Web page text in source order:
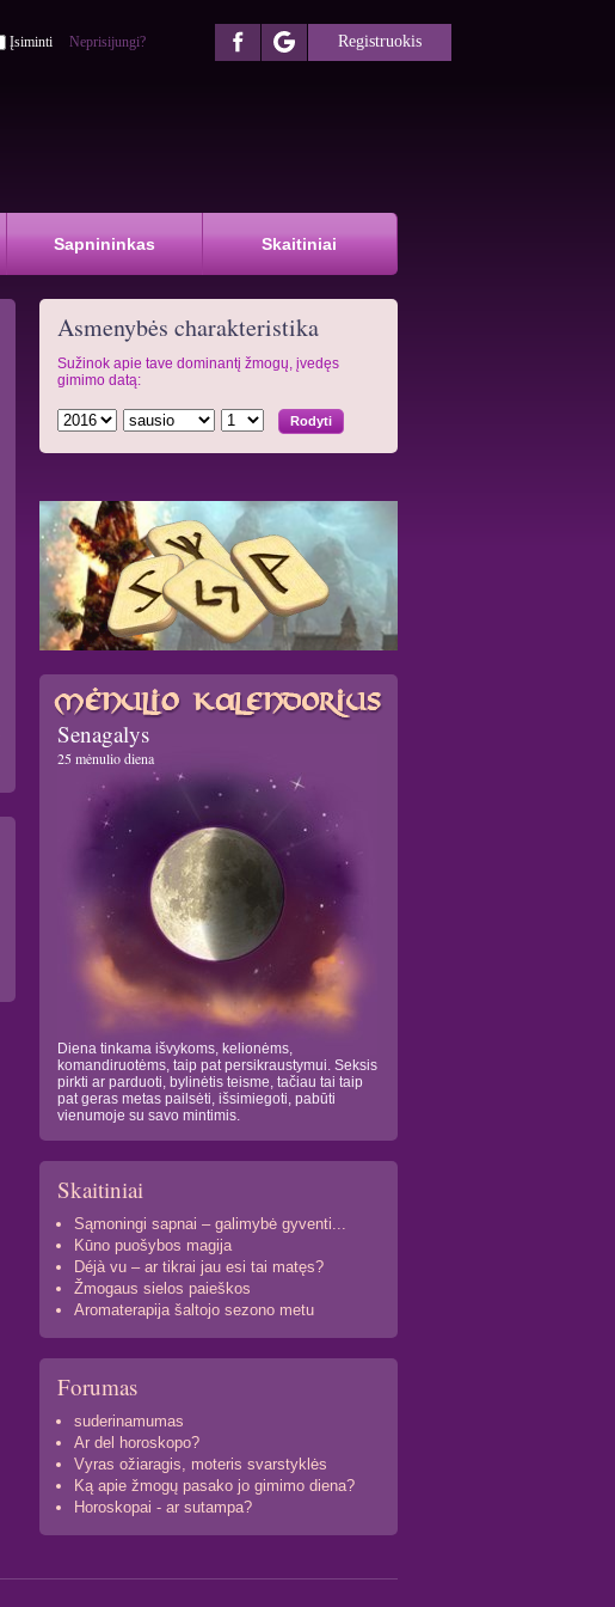
Įsiminti Neprisijungi? Registruokis
Sapnininkas Skaitiniai
Asmenybės charakteristika
Sužinok apie tave dominantį žmogų, įvedęs
gimimo datą:
Senagalys
25 mėnulio diena
Diena tinkama išvykoms, kelionėms,
komandiruotėms, taip pat persikraustymui. Seksis
pirkti ar parduoti, bylinėtis teisme, tačiau tai taip
pat geras metas pailsėti, išsimiegoti, pabūti
vienumoje su savo mintimis.
Skaitiniai
Sąmoningi sapnai – galimybė gyventi...
Kūno puošybos magija
Déjà vu – ar tikrai jau esi tai matęs?
Žmogaus sielos paieškos
Aromaterapija šaltojo sezono metu
Forumas
suderinamumas
Ar del horoskopo?
Vyras ožiaragis, moteris svarstyklės
Ką apie žmogų pasako jo gimimo diena?
Horoskopai - ar sutampa?